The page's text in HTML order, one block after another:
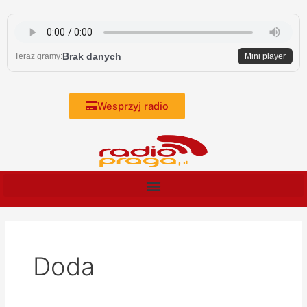
content
Teraz gramy:Brak danych Mini player
Wesprzyj radio
Doda